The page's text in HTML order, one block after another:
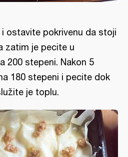
ostavite pokrivenu da stoji
zatim je pecite u
200 stepeni. Nakon 5
180 stepeni i pecite dok
je toplu.